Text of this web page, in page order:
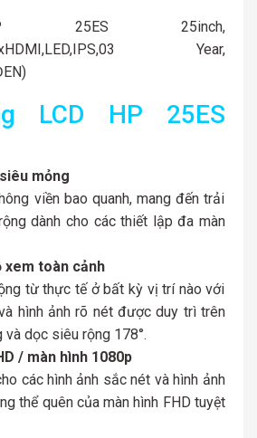
25ES 25inch,
Year,
LCD HP 25ES
mỏng
viền bao quanh, mang đến trải
dành cho các thiết lập đa màn
xem toàn cảnh
từ thực tế ở bất kỳ vị trí nào với
hình ảnh rõ nét được duy trì trên
và dọc siêu rộng 178°.
/ màn hình 1080p
các hình ảnh sắc nét và hình ảnh
thể quên của màn hình FHD tuyệt